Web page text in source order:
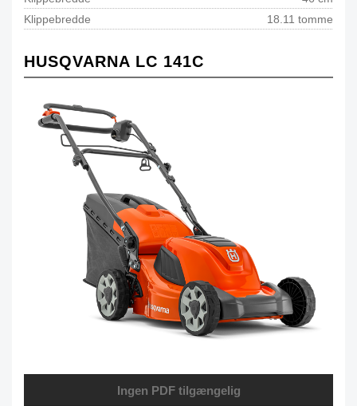
Klippebredde
18.11 tomme
HUSQVARNA LC 141C
Ingen PDF tilgængelig